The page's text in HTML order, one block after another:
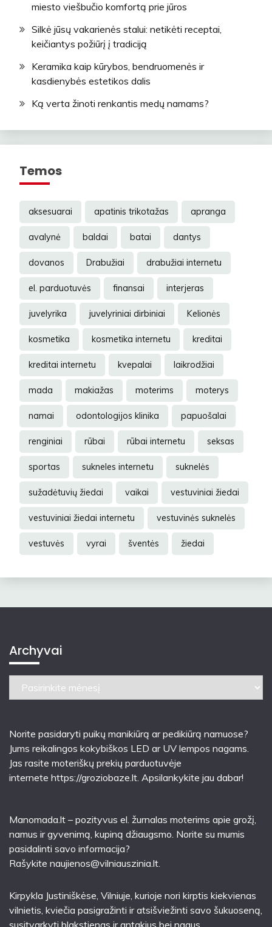
miesto viešbučio komfortą prie jūros
Silkė jūsų vakarienės stalui: netikėti receptai,
keičiantys požiūrį į tradiciją
Keramika kaip kūrybos, bendruomenės ir
kasdienybės estetikos dalis
Ką verta žinoti renkantis medų namams?
Temos
aksesuarai apatinis trikotažas apranga
avalynė baldai batai dantys
dovanos Drabužiai drabužiai internetu
el. parduotuvės finansai interjeras
juvelyrika juvelyriniai dirbiniai Kelionės
kosmetika kosmetika internetu kreditai
kreditai internetu kvepalai laikrodžiai
mada makiažas moterims moterys
namai odontologijos klinika papuošalai
renginiai rūbai rūbai internetu seksas
sportas sukneles internetu suknelės
sužadėtuvių žiedai vaikai vestuviniai žiedai
vestuviniai žiedai internetu vestuvinės suknelės
vestuvės vyrai šventės žiedai
Archyvai
Archyvai
Norite pasidaryti puikų manikiūrą ar pedikiūrą namuose?
Jums reikalingos kokybiškos LED ar UV lempos nagams.
Jas rasite moteriškų prekių parduotuvėje
internete https://groziobaze.lt. Apsilankykite jau dabar!
Manomada.lt – pozityvus el. žurnalas moterims apie grožį,
namus ir gyvenimą, kupiną džiaugsmo. Norite su mumis
pasidalinti savo informacija?
Rašykite naujienos@vilniauszinia.lt.
Kirpykla Justiniškėse, Vilniuje, kurioje nori kirptis kiekvienas
vilnietis, kviečia pasigražinti ir atsišviežinti savo šukuoseną,